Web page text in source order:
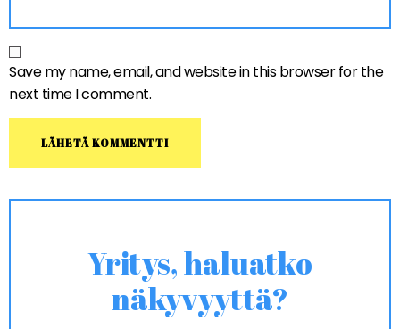
Save my name, email, and website in this browser for the
next time I comment.
Yritys, haluatko
näkyvyyttä?